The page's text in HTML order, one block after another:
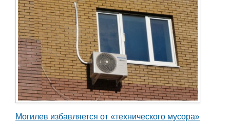
Могилев избавляется от «технического мусора»